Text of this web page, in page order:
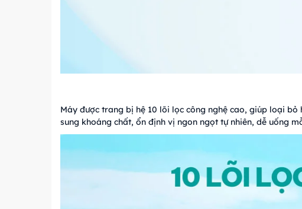
Máy được trang bị hệ 10 lõi lọc công nghệ cao, giúp loại
sung khoáng chất, ổn định vị ngon ngọt tự nhiên, dễ uống